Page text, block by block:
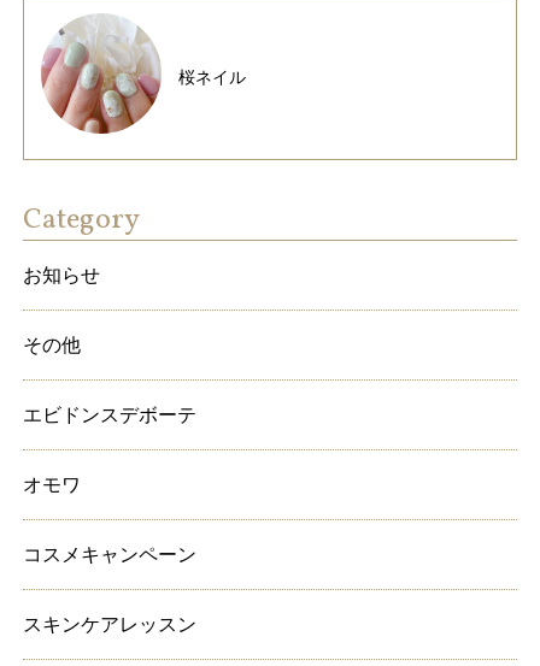
桜ネイル
Category
お知らせ
その他
エビドンスデボーテ
オモワ
コスメキャンペーン
スキンケアレッスン